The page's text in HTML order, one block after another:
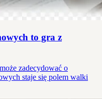
to gra z
zadecydować o
staje się polem walki